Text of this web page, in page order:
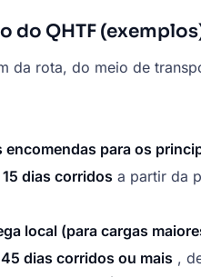
do QHTF
da rota, do meio de
encomendas para os
15 dias corridos a partir da
local (para cargas
dias corridos ou mais ,